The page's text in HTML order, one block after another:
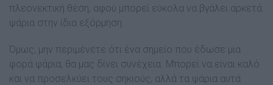
πλεονεκτική θέση, αφού µπορεί εύκολα να βγάλει αρκετά
ψάρια στην ίδια εξόρµηση.
Όµως, µην περιµένετε ότι ένα σηµείο που έδωσε µια
φορά ψάρια, θα µας δίνει συνέχεια. Μπορεί να είναι καλό
και να προσελκύει τους σηκιούς, αλλά τα ψάρια αυτά